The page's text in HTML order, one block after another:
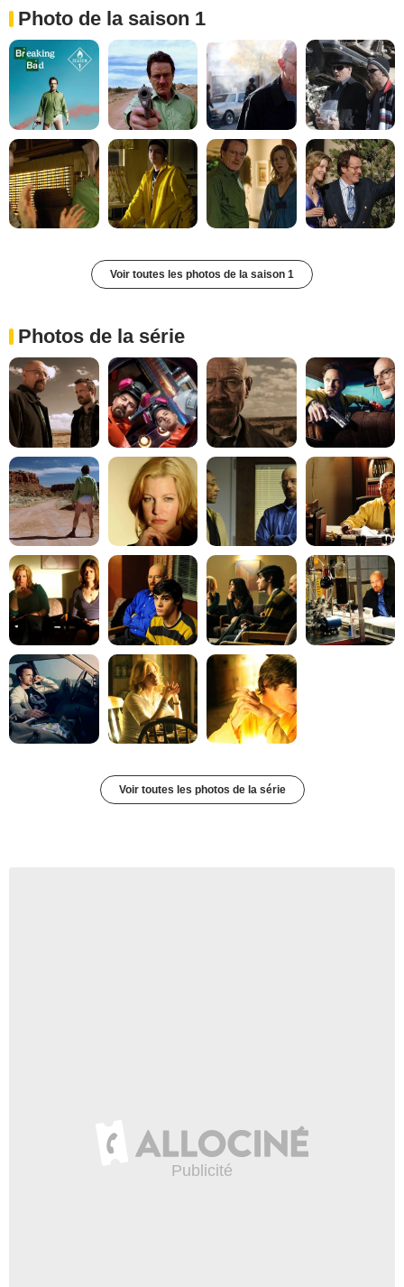
Photo de la saison 1
Voir toutes les photos de la saison 1
Photos de la série
Voir toutes les photos de la série